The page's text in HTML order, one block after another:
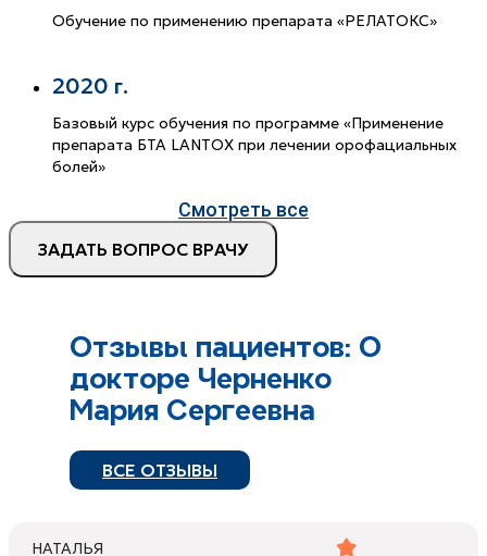
Обучение по применению препарата «РЕЛАТОКС»
2020 г.
Базовый курс обучения по программе «Применение
препарата БТА LANTOX при лечении орофациальных
болей»
Смотреть все
ЗАДАТЬ ВОПРОС ВРАЧУ
Отзывы пациентов: О
докторе Черненко
Мария Сергеевна
ВСЕ ОТЗЫВЫ
НАТАЛЬЯ